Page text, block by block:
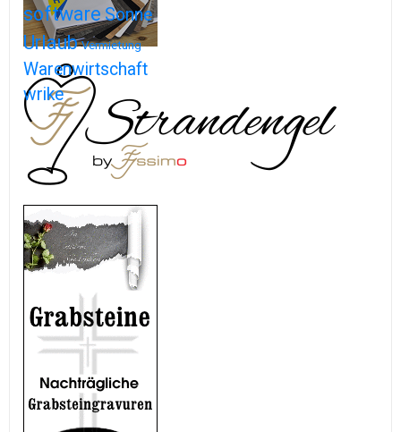
softwareSonne
Urlaub Vermietung
Warenwirtschaft
wrike